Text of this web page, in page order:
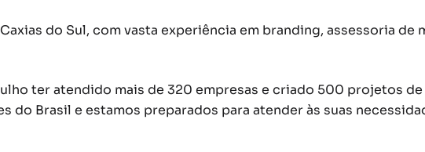
do Sul, com vasta experiência em branding, assessoria de
ter atendido mais de 320 empresas e criado 500 projetos de
Brasil e estamos preparados para atender às suas